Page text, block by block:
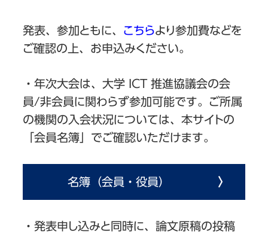
発表、参加ともに、 こちらより参加費などを
ご確認の上、お申込みください。
・年次大会は、大学 ICT 推進協議会の会
員/非会員に関わらず参加可能です。ご所属
の機関の入会状況については、本サイトの
「会員名簿」でご確認いただけます。
名簿（会員・役員）
・発表申し込みと同時に、論文原稿の投稿